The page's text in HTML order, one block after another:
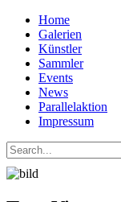
Home
Galerien
Künstler
Sammler
Events
News
Parallelaktion
Impressum